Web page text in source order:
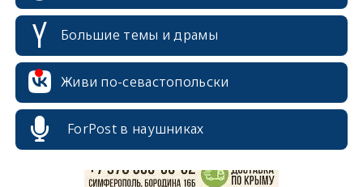
Большие темы и драмы
Живи по-севастопольски
ForPost в наушниках
erid: 2SDnjcrDNw6